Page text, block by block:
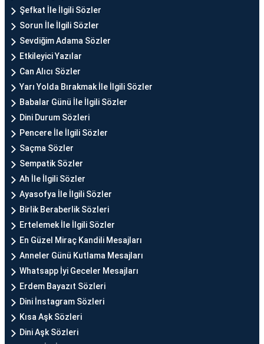
Şefkat İle İlgili Sözler
Sorun İle İlgili Sözler
Sevdiğim Adama Sözler
Etkileyici Yazılar
Can Alıcı Sözler
Yarı Yolda Bırakmak İle İlgili Sözler
Babalar Günü İle İlgili Sözler
Dini Durum Sözleri
Pencere İle İlgili Sözler
Saçma Sözler
Sempatik Sözler
Ah İle İlgili Sözler
Ayasofya İle İlgili Sözler
Birlik Beraberlik Sözleri
Ertelemek İle İlgili Sözler
En Güzel Miraç Kandili Mesajları
Anneler Günü Kutlama Mesajları
Whatsapp İyi Geceler Mesajları
Erdem Bayazıt Sözleri
Dini İnstagram Sözleri
Kısa Aşk Sözleri
Dini Aşk Sözleri